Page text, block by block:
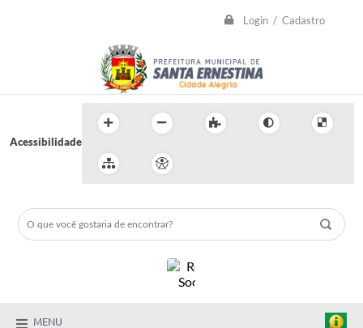
Login / Cadastro
Acessibilidade
MENU